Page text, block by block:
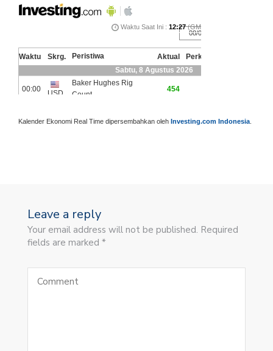
Kalender Ekonomi Real Time dipersembahkan oleh Investing.com Indonesia
Leave a reply
Your email address will not be published. Required
fields are marked *